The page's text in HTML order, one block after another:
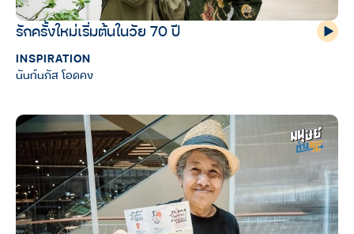
รักครั้งใหม่เริ่มต้นในวัย 70 ปี
INSPIRATION
นันท์นภัส โอดคง